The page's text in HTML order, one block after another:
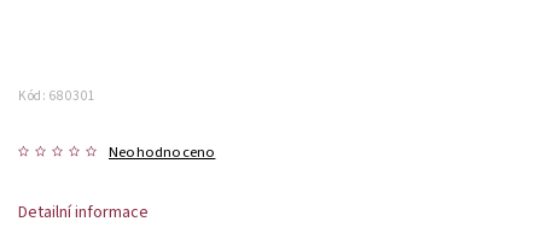
Kód: 680301
Neohodnoceno
Detailní informace